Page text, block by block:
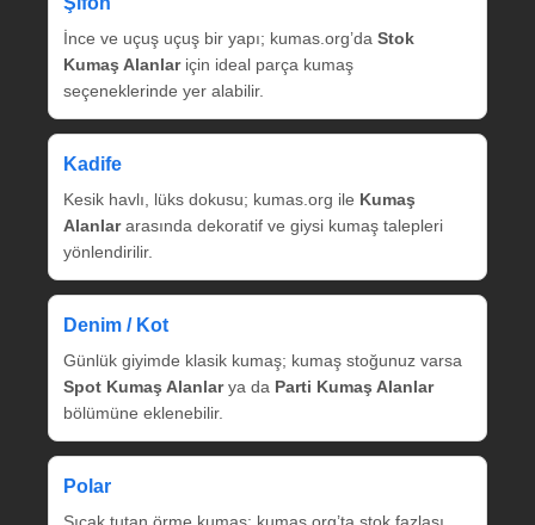
İnce ve uçuş uçuş bir yapı; kumas.org’da Stok
Kumaş Alanlariçin ideal parça kumaş
seçeneklerinde yer alabilir.
Kadife
Kesik havlı, lüks dokusu; kumas.org ile Kumaş
Alanlararasında dekoratif ve giysi kumaş talepleri
yönlendirilir.
Denim / Kot
Günlük giyimde klasik kumaş; kumaş stoğunuz varsa
Spot Kumaş Alanlarya da Parti Kumaş Alanlar
bölümüne eklenebilir.
Polar